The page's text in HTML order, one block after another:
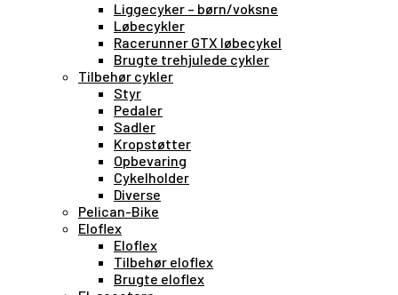
Liggecyker – børn/voksne
Løbecykler
Racerunner GTX løbecykel
Brugte trehjulede cykler
Tilbehør cykler
Styr
Pedaler
Sadler
Kropstøtter
Opbevaring
Cykelholder
Diverse
Pelican-Bike
Eloflex
Eloflex
Tilbehør eloflex
Brugte eloflex